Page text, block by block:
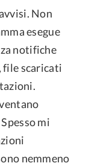
Non
esegue
notifiche
file scaricati
mi
nemmeno